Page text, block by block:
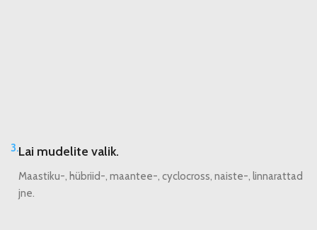
3.Lai mudelite valik.
Maastiku-, hübriid-, maantee-, cyclocross, naiste-, linnarattad
jne.